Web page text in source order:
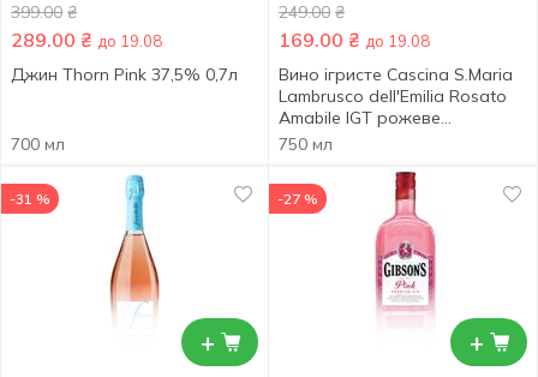
399.00 ₴
289.00 ₴ до 19.08
Джин Thorn Pink 37,5% 0,7л
700 мл
249.00 ₴
169.00 ₴ до 19.08
Вино ігристе Cascina S.Maria
Lambrusco dell'Emilia Rosato
Amabile IGT рожеве
напівсолодке 7,5% 0,75л
750 мл
+
-31 %
+
-27 %